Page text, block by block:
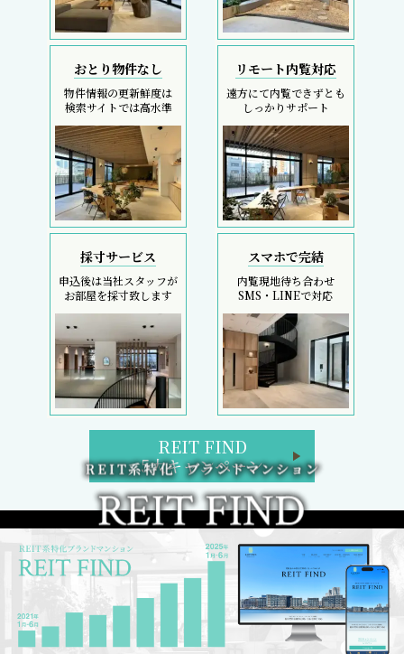
おとり物件なし
物件情報の更新鮮度は
検索サイトでは高水準
リモート内覧対応
遠方にて内覧できずとも
しっかりサポート
採寸サービス
申込後は当社スタッフが
お部屋を採寸致します
スマホで完結
内覧現地待ち合わせ
SMS・LINEで対応
REIT FIND
5大キャンペーン